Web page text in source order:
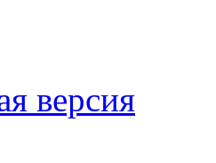
версия